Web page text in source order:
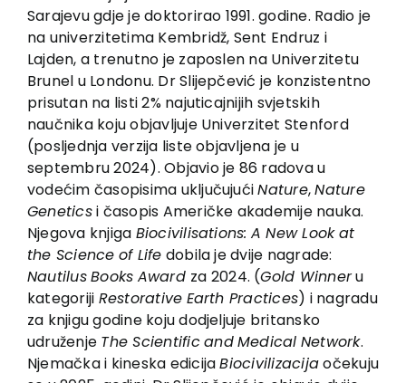
In preparation
Sale
Authors
News
EU PROJECTS
Contact
Sarajevu gdje je doktorirao 1991. godine. Radio je
na univerzitetima Kembridž, Sent Endruz i
Lajden, a trenutno je zaposlen na Univerzitetu
Brunel u Londonu. Dr Slijepčević je konzistentno
prisutan na listi 2% najuticajnijih svjetskih
naučnika koju objavljuje Univerzitet Stenford
(posljednja verzija liste objavljena je u
septembru 2024). Objavio je 86 radova u
vodećim časopisima uključujućiNature,Nature
Geneticsi časopis Američke akademije nauka.
Njegova knjiga Biocivilisations: A New Look at
the Science of Life dobila je dvije nagrade:
NautilusBooks Award za 2024. (Gold Winneru
kategoriji Restorative Earth Practices) i nagradu
za knjigu godine koju dodjeljuje britansko
udruženje The ScientificandMedical Network.
Njemačka i kineska edicijaBiocivilizacijaočekuju